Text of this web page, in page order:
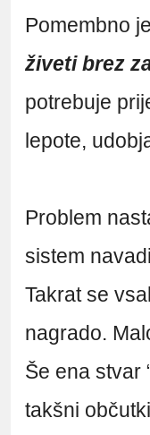
Pomembno
živeti brez
potrebuje
lepote,
Problem
sistem
Takrat se
nagrado.
Še ena stvar
takšni